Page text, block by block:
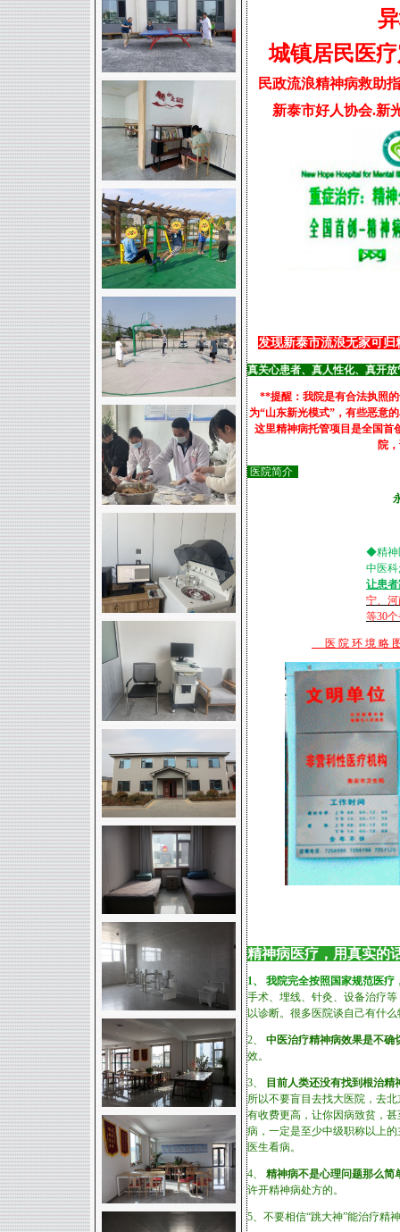
城镇居民医
民政流浪精神病救助
新泰市好人协会.新光
发现新泰市流浪无家可
真关心患者、真人性化、真开
**提醒：我院是有合法执照
为“山东新光模式”，有些恶意
这里精神病托管项目是全国首
院
医院简介
◆精神
中医
让患
宁、
等30
医 院 环 境
精神病医疗，用真实的
1、 我院完全按照国家规范医
手术、埋线、针灸、设备治疗
以诊断。很多医院谈自己有什
2、 中医治疗精神病效果是不确
效。
3、
目前人类还没有找到根治
所以不要盲目去找大医院，去
有收费更高，让你因病致贫，
病，一定是至少中级职称以上
医生看病。
4、 精神病不是心理问题那么
许开精神病处方的。
5、不要相信“跳大神”能治疗精